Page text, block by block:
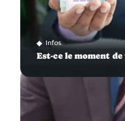
Infos
Est-ce le moment de